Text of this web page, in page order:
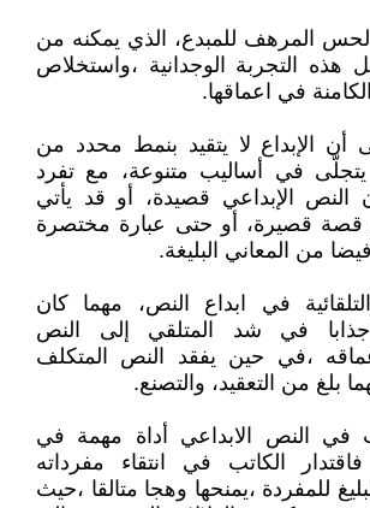
المرهف للمبدع، الذي يمكنه من
هذه التجربة الوجدانية ،واستخلاص
في اعماقها.
أن الإبداع لا يتقيد بنمط محدد من
يتجلّى في أساليب متنوعة، مع تفرد
النص الإبداعي قصيدة، أو قد يأتي
قصيرة، أو حتى عبارة مختصرة
من المعاني البليغة.
في ابداع النص، مهما كان
في شد المتلقي إلى النص
،في حين يفقد النص المتكلف
بلغ من التعقيد، والتصنع.
في النص الابداعي أداة مهمة في
فاقتدار الكاتب في انتقاء مفرداته
للمفردة ،يمنحها وهجا متالقا ،حيث